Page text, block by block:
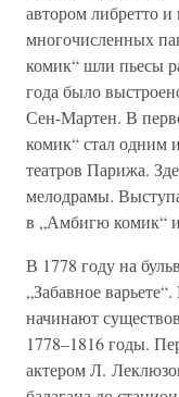
автором либретто
многочисленных
комик“ шли пьесы
года было
Сен-Мартен. В
комик“ стал одним
театров Парижа.
мелодрамы.
в „Амбигю комик“
В 1778 году на
„Забавное
начинают
1778–1816 годы.
актером Л.